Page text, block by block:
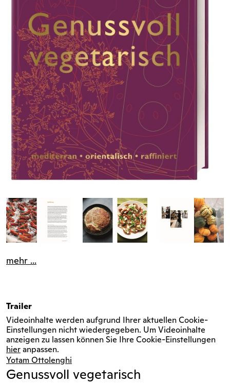
mehr ...
Trailer
Videoinhalte werden aufgrund Ihrer aktuellen Cookie-
Einstellungen nicht wiedergegeben. Um Videoinhalte
anzeigen zu lassen können Sie Ihre Cookie-Einstellungen
hieranpassen.
Yotam Ottolenghi
Genussvoll vegetarisch